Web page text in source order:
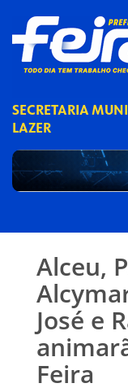
SECRETARIA
LAZER
Alceu,
José e
Feira